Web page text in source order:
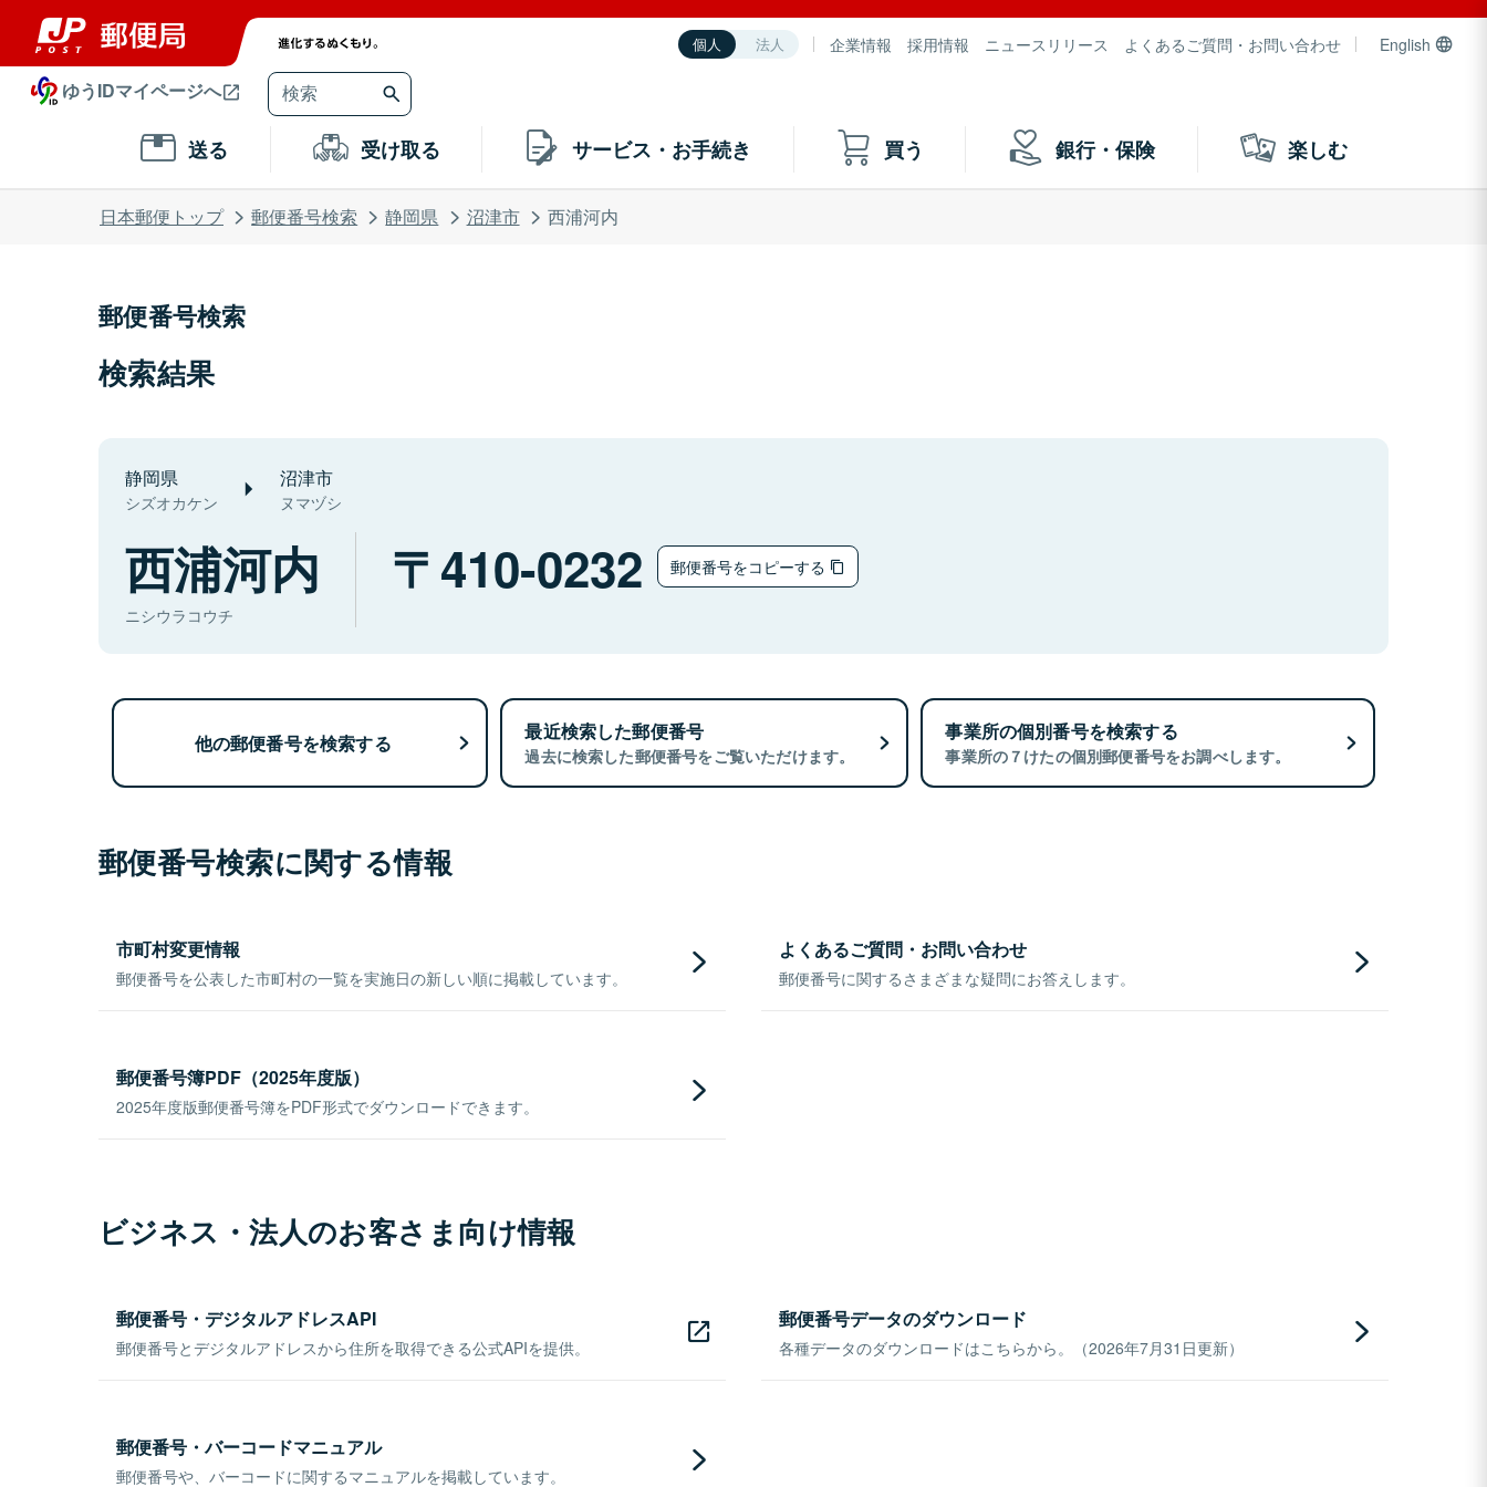
個人 法人 企業情報 採用情報 ニュースリリース よくあるご質問・お問い合わせ English
ゆうIDマイページへ
送る 受け取る サービス・お手続き 買う 銀行・保険 楽しむ
日本郵便トップ 郵便番号検索 静岡県 沼津市 西浦河内
郵便番号検索
検索結果
静岡県
シズオカケン
沼津市
ヌマヅシ
西浦河内
ニシウラコウチ
410-0232 郵便番号をコピーする
他の郵便番号を検索する 最近検索した郵便番号
過去に検索した郵便番号をご覧いただけます。
事業所の個別番号を検索する
事業所の７けたの個別郵便番号をお調べします。
郵便番号検索に関する情報
市町村変更情報
郵便番号を公表した市町村の一覧を実施日の新しい順に掲載しています。
よくあるご質問・お問い合わせ
郵便番号に関するさまざまな疑問にお答えします。
郵便番号簿PDF（2025年度版）
2025年度版郵便番号簿をPDF形式でダウンロードできます。
ビジネス・法人のお客さま向け情報
郵便番号・デジタルアドレスAPI
郵便番号とデジタルアドレスから住所を取得できる公式APIを提供。
郵便番号データのダウンロード
各種データのダウンロードはこちらから。（2026年7月31日更新）
郵便番号・バーコードマニュアル
郵便番号や、バーコードに関するマニュアルを掲載しています。